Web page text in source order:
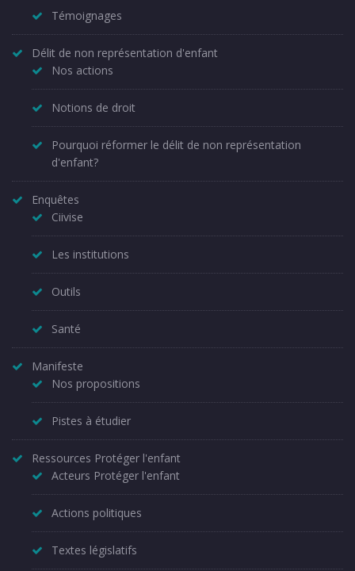
Témoignages
Délit de non représentation d'enfant
Nos actions
Notions de droit
Pourquoi réformer le délit de non représentation
d'enfant?
Enquêtes
Ciivise
Les institutions
Outils
Santé
Manifeste
Nos propositions
Pistes à étudier
Ressources Protéger l'enfant
Acteurs Protéger l'enfant
Actions politiques
Textes législatifs